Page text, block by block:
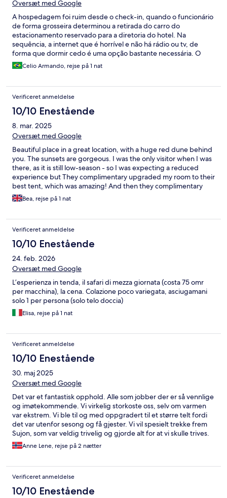
Oversæt med Google
A hospedagem foi ruim desde o check-in, quando o funcionário
de forma grosseira determinou a retirada do carro do
estacionamento reservado para a diretoria do hotel. Na
sequência, a internet que é horrível e não há rádio ou tv, de
forma que dormir cedo é uma opção bastante necessária. O
jantar é muito, mas muito ruim. Um bufê de péssima categoria,
servido em um lugar com cadeiras e mesas de plástico muito
Não recomendo e não retornaria.
Celio Armando, rejse på 1 nat
Verificeret anmeldelse
10/10 Enestående
8. mar. 2025
Oversæt med Google
Beautiful place in a great location, with a huge red dune behind
you. The sunsets are gorgeous. I was the only visitor when I was
there, as it is still low-season - so I was expecting a reduced
experience but They complimentary upgraded my room to their
best tent, which was amazing! And then they complimentary
took me dune bashing as well… The staff member in the dining
area kept me company while I ate, and they provided so much
only card for the activities so no need to bring cash! I did the
Bedouin visit (paid for) and dune bashing (complimentary). The
driver was great and offered lots of information for me as we
drove. However I would skip the Bedouin visit as the women sits
on her mobile phone watching videos and arguing with her
daughter, the entire time after she has tried to sell you things.
Her and her family did not really want to spend time here -
which is ok, but better to cancel the trip than go for no reason -
it does not feel very authentic unfortunately. I will definitely visit
this camp again. Thank you team!!
Bea, rejse på 1 nat
Verificeret anmeldelse
10/10 Enestående
24. feb. 2026
Oversæt med Google
L’esperienza in tenda, il safari di mezza giornata (costa 75 omr
per macchina), la cena. Colazione poco variegata, asciugamani
solo 1 per persona (solo telo doccia)
Elisa, rejse på 1 nat
Verificeret anmeldelse
10/10 Enestående
30. maj 2025
Oversæt med Google
Det var et fantastisk opphold. Alle som jobber der er så vennlige
og imøtekommende. Vi virkelig storkoste oss, selv om varmen
var ekstrem. Vi ble til og med oppgradert til et større telt fordi
det var utenfor sesong og få gjester. Vi vil spesielt trekke frem
Sujon, som var veldig trivelig og gjorde alt for at vi skulle trives.
Vi vil varmt anbefale alle å ta turen hit om du ferierer i Oman <3
Anne Lene, rejse på 2 nætter
Verificeret anmeldelse
10/10 Enestående